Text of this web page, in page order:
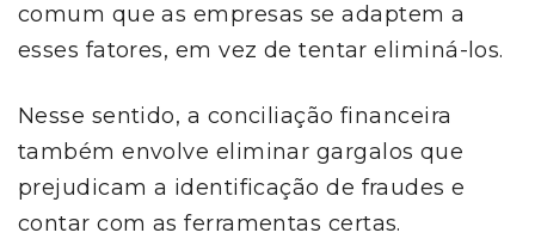
comum que as empresas se adaptem a
esses fatores, em vez de tentar eliminá-los.
Nesse sentido, a conciliação financeira
também envolve eliminar gargalos que
prejudicam a identificação de fraudes e
contar com as ferramentas certas.